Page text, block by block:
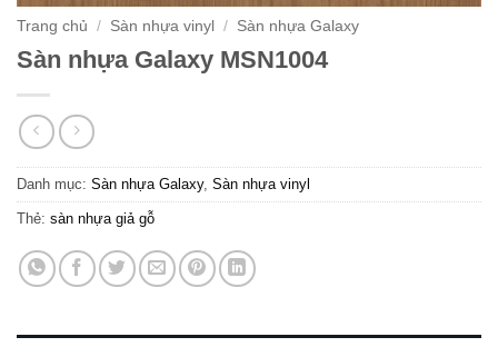
Trang chủ / Sàn nhựa vinyl / Sàn nhựa Galaxy
Sàn nhựa Galaxy MSN1004
Danh mục: Sàn nhựa Galaxy, Sàn nhựa vinyl
Thẻ: sàn nhựa giả gỗ